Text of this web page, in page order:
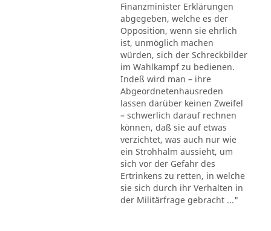
Finanzminister Erklärungen
abgegeben, welche es der
Opposition, wenn sie ehrlich
ist, unmöglich machen
würden, sich der Schreckbilder
im Wahlkampf zu bedienen.
Indeß wird man – ihre
Abgeordnetenhausreden
lassen darüber keinen Zweifel
– schwerlich darauf rechnen
können, daß sie auf etwas
verzichtet, was auch nur wie
ein Strohhalm aussieht, um
sich vor der Gefahr des
Ertrinkens zu retten, in welche
sie sich durch ihr Verhalten in
der Militärfrage gebracht ..."